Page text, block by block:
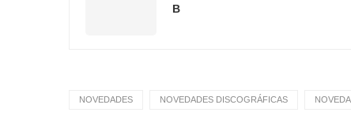
B
NOVEDADES NOVEDADES DISCOGRÁFICAS